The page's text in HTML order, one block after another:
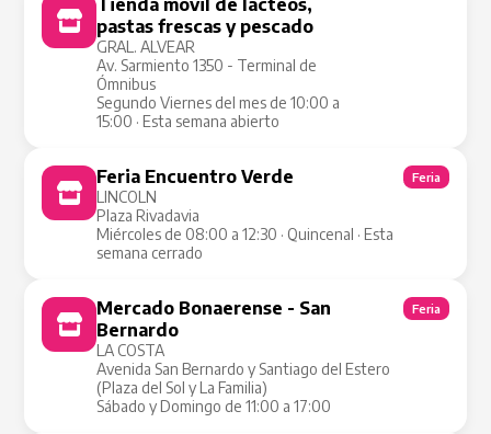
Tienda móvil de lácteos,
pastas frescas y pescado
GRAL. ALVEAR
Av. Sarmiento 1350 - Terminal de
Ómnibus
Segundo Viernes del mes de 10:00 a
15:00 · Esta semana abierto
Feria Encuentro Verde
LINCOLN
Plaza Rivadavia
Miércoles de 08:00 a 12:30 · Quincenal · Esta
semana cerrado
Feria
Mercado Bonaerense - San
Bernardo
LA COSTA
Avenida San Bernardo y Santiago del Estero
(Plaza del Sol y La Familia)
Sábado y Domingo de 11:00 a 17:00
Feria